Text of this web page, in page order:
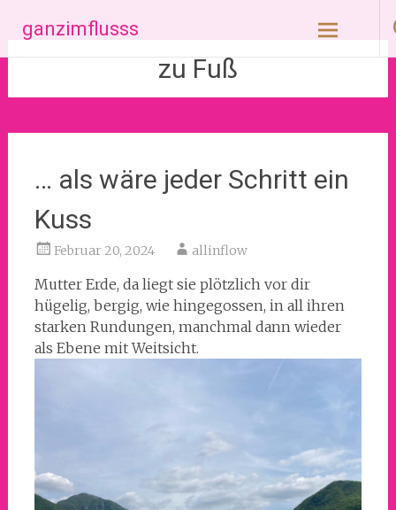
Inhalt
springen
ganzimflusss
zu Fuß
… als wäre jeder Schritt ein
Kuss
Februar 20, 2024 allinflow
Mutter Erde, da liegt sie plötzlich vor dir
hügelig, bergig, wie hingegossen, in all ihren
starken Rundungen, manchmal dann wieder
als Ebene mit Weitsicht.